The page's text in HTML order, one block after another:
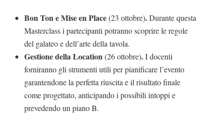
Bon Ton e Mise en Place(23 ottobre).Durante questa
Masterclass i partecipanti potranno scoprire le regole
del galateo e dell’arte della tavola.
Gestione della Location(26 ottobre).I docenti
forniranno gli strumenti utili per pianificare l’evento
garantendone la perfetta riuscita e il risultato finale
come progettato, anticipando i possibili intoppi e
prevedendo un piano B.